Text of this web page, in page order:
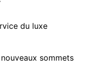
du luxe
sommets